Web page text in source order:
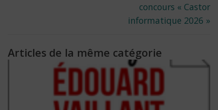
concours « Castor
informatique 2026 »
Articles de la même catégorie